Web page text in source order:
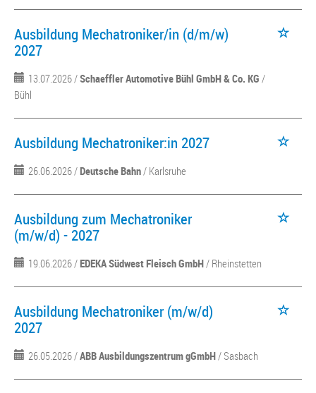
Ausbildung Mechatroniker/in (d/m/w)
2027
13.07.2026 /Schaeffler Automotive Bühl GmbH & Co. KG /
Bühl
Ausbildung Mechatroniker:in 2027
26.06.2026 /Deutsche Bahn/ Karlsruhe
Ausbildung zum Mechatroniker
(m/w/d) - 2027
19.06.2026 /EDEKA Südwest Fleisch GmbH/ Rheinstetten
Ausbildung Mechatroniker (m/w/d)
2027
26.05.2026 /ABB Ausbildungszentrum gGmbH/ Sasbach